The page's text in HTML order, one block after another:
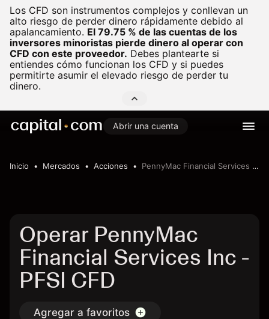
Los CFD son instrumentos complejos y conllevan un
alto riesgo de perder dinero rápidamente debido al
apalancamiento. El 79.75 % de las cuentas de los
inversores minoristas pierde dinero al operar con
CFD con este proveedor. Debes plantearte si
entiendes cómo funcionan los CFD y si puedes
permitirte asumir el elevado riesgo de perder tu
dinero.
Abrir una cuenta
Inicio Mercados Acciones PennyMac Financial Services Inc
Operar PennyMac
Financial Services Inc -
PFSI CFD
Agregar a favoritos